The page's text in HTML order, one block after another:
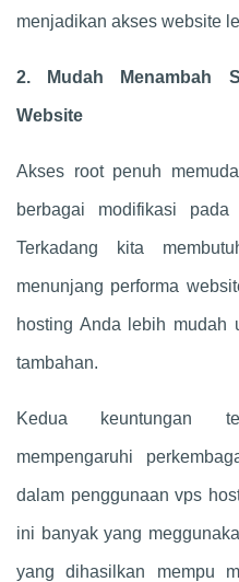
menjadikan akses website
2. Mudah Menambah
Website
Akses root penuh
berbagai modifikasi
Terkadang kita
menunjang performa
hosting Anda lebih mudah
tambahan.
Kedua keuntungan
mempengaruhi
dalam penggunaan vps
ini banyak yang
yang dihasilkan mempu